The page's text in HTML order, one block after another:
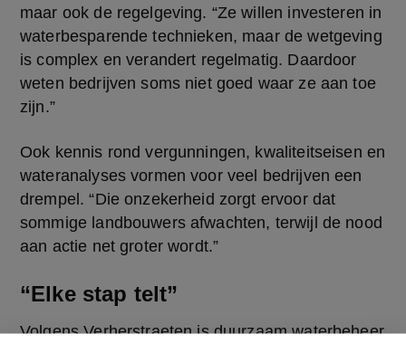
maar ook de regelgeving. “Ze willen investeren in
waterbesparende technieken, maar de wetgeving
is complex en verandert regelmatig. Daardoor
weten bedrijven soms niet goed waar ze aan toe
zijn.”
Ook kennis rond vergunningen, kwaliteitseisen en
wateranalyses vormen voor veel bedrijven een
drempel. “Die onzekerheid zorgt ervoor dat
sommige landbouwers afwachten, terwijl de nood
aan actie net groter wordt.”
“Elke stap telt”
Volgens Verherstraeten is duurzaam waterbeheer